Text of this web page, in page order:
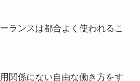
ランスは都合よく使われるこ
関係にない自由な働き方をす